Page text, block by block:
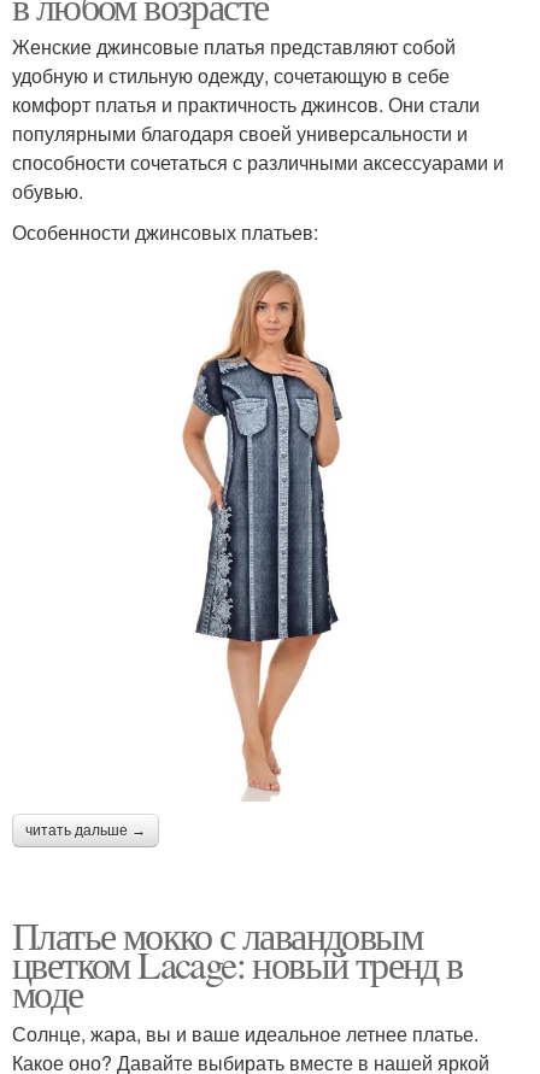
Женские джинсовые платья представляют собой
удобную и стильную одежду, сочетающую в себе
комфорт платья и практичность джинсов. Они стали
популярными благодаря своей универсальности и
способности сочетаться с различными аксессуарами и
обувью.
Особенности джинсовых платьев:
читать дальше →
Платье мокко с лавандовым
цветком Lacage: новый тренд в
моде
Солнце, жара, вы и ваше идеальное летнее платье.
Какое оно? Давайте выбирать вместе в нашей яркой